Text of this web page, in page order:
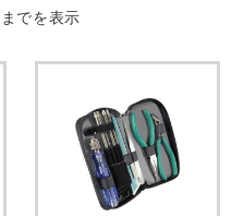
でを表示